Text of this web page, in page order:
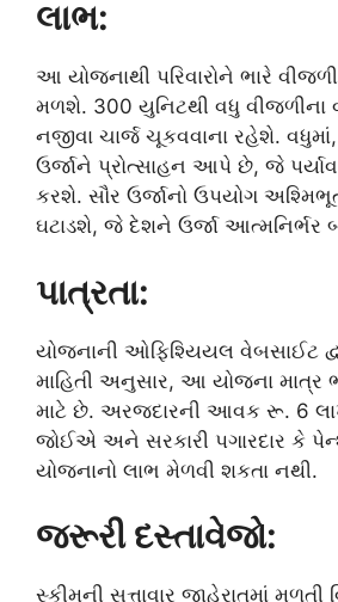
લાભ:
આ યોજનાથી પરિવારોને ભારે
મળશે. 300 યુનિટથી વધુ વીજળીના
નજીવા ચાર્જ ચૂકવવાના રહેશે.
ઉર્જાને પ્રોત્સાહન આપે છે, જે
કરશે. સૌર ઉર્જાનો ઉપયોગ
ઘટાડશે, જે દેશને ઉર્જા આત્મનિર્ભર
પાત્રતા:
યોજનાની ઓફિશ્યિયલ વેબસાઈટ
માહિતી અનુસાર, આ યોજના માત્ર
માટે છે. અરજદારની આવક રૂ. 6
જોઈએ અને સરકારી પગારદાર કે
યોજનાનો લાભ મેળવી શકતા નથી.
જરૂરી દસ્તાવેજો:
સ્કીમની સત્તાવાર જાહેરાતમાં